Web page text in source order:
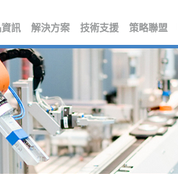
訊 解決方案 技術支援 策略聯盟